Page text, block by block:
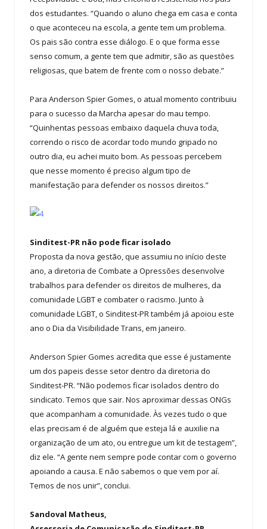
dos estudantes. “Quando o aluno chega em casa e conta
o que aconteceu na escola, a gente tem um problema.
Os pais são contra esse diálogo. E o que forma esse
senso comum, a gente tem que admitir, são as questões
religiosas, que batem de frente com o nosso debate.”
Para Anderson Spier Gomes, o atual momento contribuiu
para o sucesso da Marcha apesar do mau tempo.
“Quinhentas pessoas embaixo daquela chuva toda,
correndo o risco de acordar todo mundo gripado no
outro dia, eu achei muito bom. As pessoas percebem
que nesse momento é preciso algum tipo de
manifestação para defender os nossos direitos.”
Sinditest-PR não pode ficar isolado
Proposta da nova gestão, que assumiu no início deste
ano, a diretoria de Combate a Opressões desenvolve
trabalhos para defender os direitos de mulheres, da
comunidade LGBT e combater o racismo. Junto à
comunidade LGBT, o Sinditest-PR também já apoiou este
ano o Dia da Visibilidade Trans, em janeiro.
Anderson Spier Gomes acredita que esse é justamente
um dos papeis desse setor dentro da diretoria do
Sinditest-PR. “Não podemos ficar isolados dentro do
sindicato. Temos que sair. Nos aproximar dessas ONGs
que acompanham a comunidade. Às vezes tudo o que
elas precisam é de alguém que esteja lá e auxilie na
organização de um ato, ou entregue um kit de testagem”,
diz ele. “A gente nem sempre pode contar com o governo
apoiando a causa. E não sabemos o que vem por aí.
Temos de nos unir”, conclui.
Sandoval Matheus,